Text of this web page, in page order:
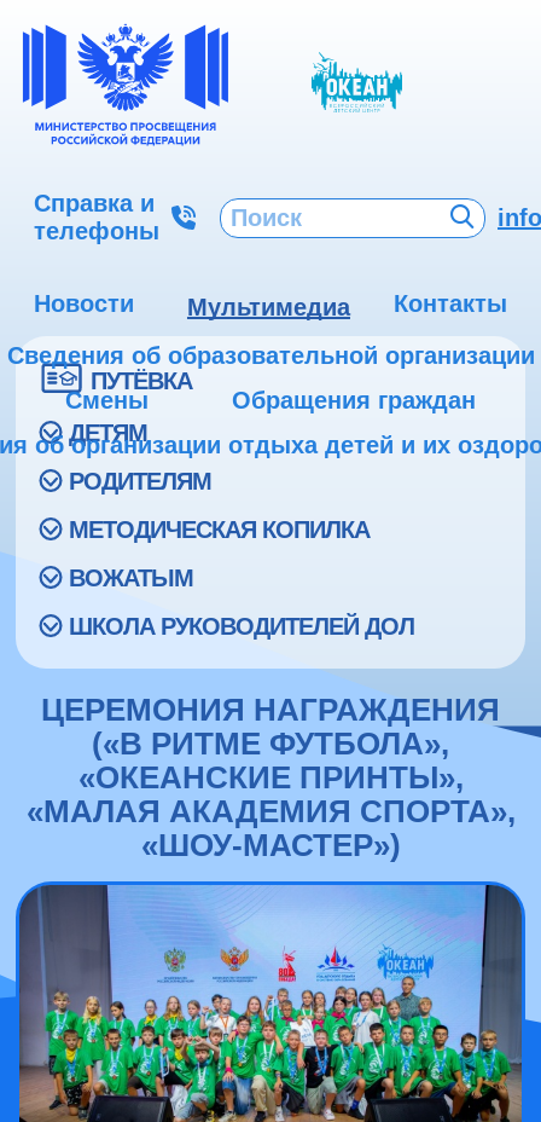
Справка и
телефоны
Новости Мультимедиа
Контакты
Сведения об образовательной организации
Смены
Обращения граждан
об организации отдыха детей и их
ПУТЁВКА
ДЕТЯМ
РОДИТЕЛЯМ
МЕТОДИЧЕСКАЯ КОПИЛКА
ВОЖАТЫМ
ШКОЛА РУКОВОДИТЕЛЕЙ ДОЛ
ЦЕРЕМОНИЯ НАГРАЖДЕНИЯ
(«В РИТМЕ ФУТБОЛА»,
«ОКЕАНСКИЕ ПРИНТЫ»,
«МАЛАЯ АКАДЕМИЯ СПОРТА»,
«ШОУ-МАСТЕР»)